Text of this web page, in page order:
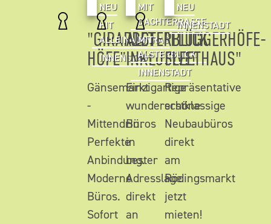
NEU
HIT
ALLEINAUFTRAG
INNENSTADT
"GIRARDET
HÖFE"
Gänsemarkt
-
Mittendrin.
Perfekte
Anbindung.
Moderne
Büros.
Sofort
MIT
DACHTERRASSE
MIT
ALSTERBLICK
INNENSTADT
ALSTERBLICK
INKLUSIVE!
Einzigartige
wunderschöne
Büros
in
bester
Adresslage
direkt
an
NEU
INNENSTADT
"FLÜGGERHÖFE-
FLEETHAUS"
Repräsentative
erstklassige
Neubaubüros
direkt
am
Rödingsmarkt
jetzt
mieten!